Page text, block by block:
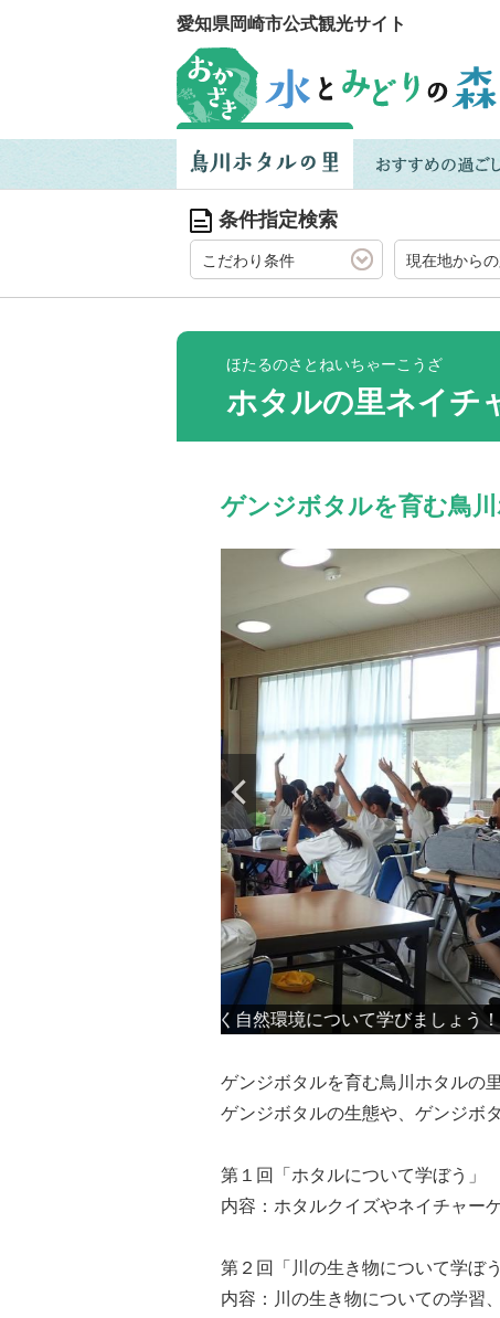
愛知県岡崎市公式観光サイト
条件指定検索
こだわり条件 現在地から
ほたるのさとねいちゃーこうざ
ホタルの里ネイチ
ゲンジボタルを育む鳥
ホタル学校には、ホタルに関する
ゲンジボタルを育む鳥川ホタルの
ゲンジボタルの生態や、ゲンジボ
第１回「ホタルについて学ぼ
内容：ホタルクイズやネイチャー
第２回「川の生き物について学ぼ
内容：川の生き物についての学習